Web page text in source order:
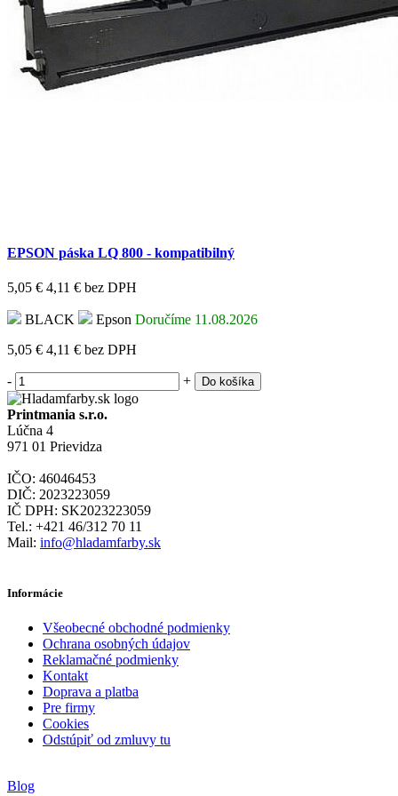
EPSON páska LQ 800 - kompatibilný
5,05 € 4,11 € bez DPH
BLACK Epson Doručíme 11.08.2026
5,05 € 4,11 € bez DPH
- + Do košíka
Printmania s.r.o.
Lúčna 4
971 01 Prievidza
IČO: 46046453
DIČ: 2023223059
IČ DPH: SK2023223059
Tel.: +421 46/312 70 11
Mail: info@hladamfarby.sk
Informácie
Všeobecné obchodné podmienky
Ochrana osobných údajov
Reklamačné podmienky
Kontakt
Doprava a platba
Pre firmy
Cookies
Odstúpiť od zmluvy tu
Blog